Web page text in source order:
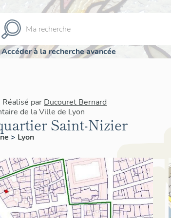
Accéder à la recherche avancée
par Ducouret Bernard
de la Ville de Lyon
Saint-Nizier
> Lyon